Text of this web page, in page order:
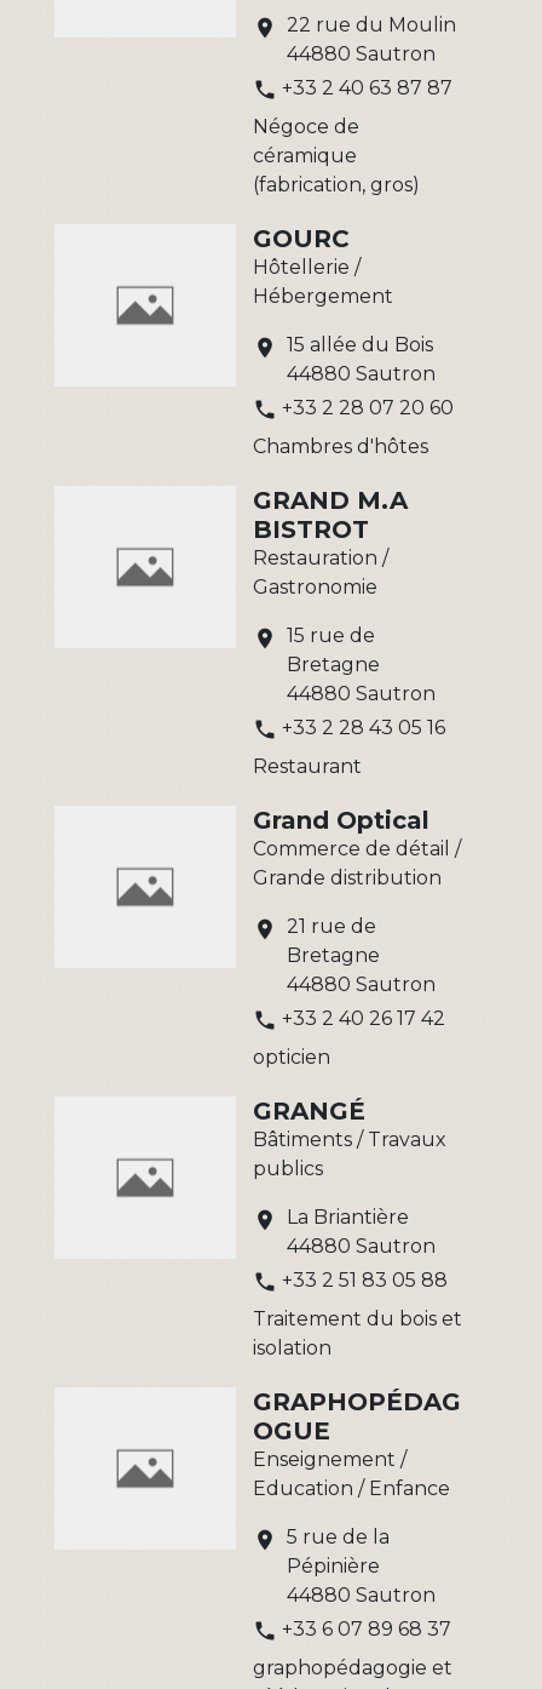
location_on
22 rue du Moulin
44880 Sautron
phone +33 2 40 63 87 87
Négoce de
céramique
(fabrication, gros)
GOURC
Hôtellerie /
Hébergement
location_on
15 allée du Bois
44880 Sautron
phone +33 2 28 07 20 60
Chambres d'hôtes
GRAND M.A
BISTROT
Restauration /
Gastronomie
location_on
15 rue de
Bretagne
44880 Sautron
phone +33 2 28 43 05 16
Restaurant
Grand Optical
Commerce de détail /
Grande distribution
location_on
21 rue de
Bretagne
44880 Sautron
phone +33 2 40 26 17 42
opticien
GRANGÉ
Bâtiments / Travaux
publics
location_on
La Briantière
44880 Sautron
phone +33 2 51 83 05 88
Traitement du bois et
isolation
GRAPHOPÉDAG
OGUE
Enseignement /
Education / Enfance
location_on
5 rue de la
Pépinière
44880 Sautron
phone +33 6 07 89 68 37
graphopédagogie et